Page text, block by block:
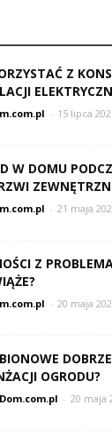
Z
- 15 lipca
W DOMU
- 21 maja
Z
- 20 maja
OGRODU?
- 20 maja